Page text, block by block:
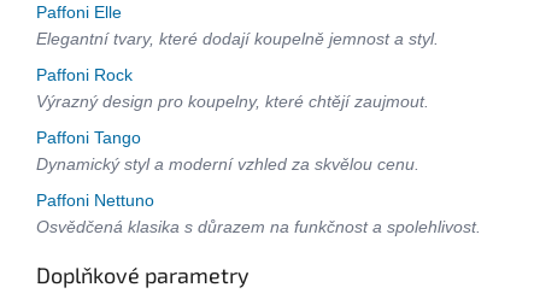
Paffoni Elle
Elegantní tvary, které dodají koupelně jemnost a styl.
Paffoni Rock
Výrazný design pro koupelny, které chtějí zaujmout.
Paffoni Tango
Dynamický styl a moderní vzhled za skvělou cenu.
Paffoni Nettuno
Osvědčená klasika s důrazem na funkčnost a spolehlivost.
Doplňkové parametry